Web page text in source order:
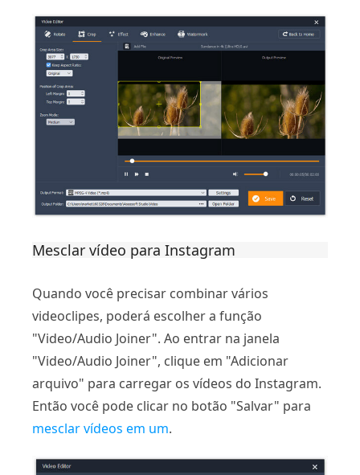
Mesclar vídeo para Instagram
Quando você precisar combinar vários
videoclipes, poderá escolher a função
"Video/Audio Joiner". Ao entrar na janela
"Video/Audio Joiner", clique em "Adicionar
arquivo" para carregar os vídeos do Instagram.
Então você pode clicar no botão "Salvar" para
mesclar vídeos em um.